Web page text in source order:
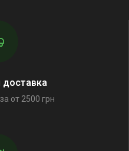
доставка
от 2500 грн